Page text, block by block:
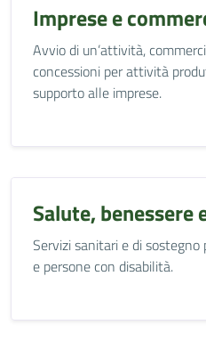
Imprese e
Avvio di un’attività,
concessioni per attività
supporto alle imprese.
Salute, benessere
Servizi sanitari e di
e persone con disabilità.